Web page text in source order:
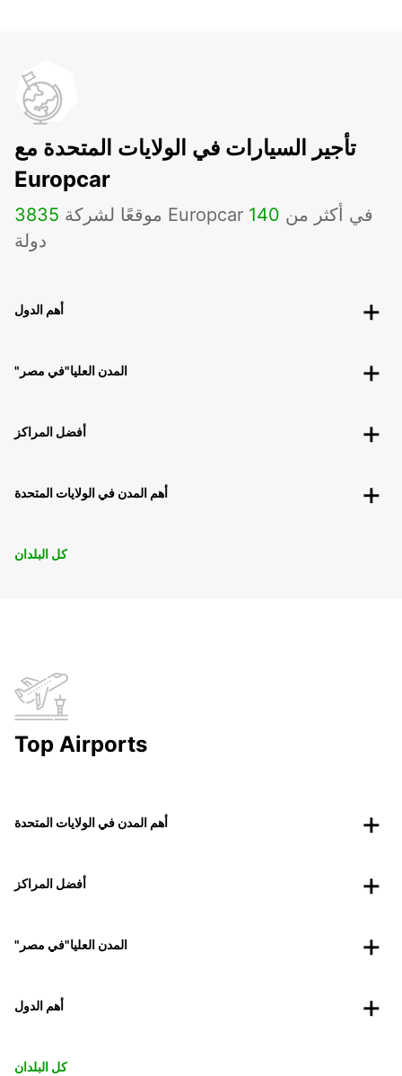
تأجير السيارات في الولايات المتحدة مع
Europcar
3835 موقعًا لشركة Europcar في أكثر من 140
دولة
أهم الدول
"المدن العليا"في مصر
أفضل المراكز
أهم المدن في الولايات المتحدة
كل البلدان
Top Airports
أهم المدن في الولايات المتحدة
أفضل المراكز
"المدن العليا"في مصر
أهم الدول
كل البلدان